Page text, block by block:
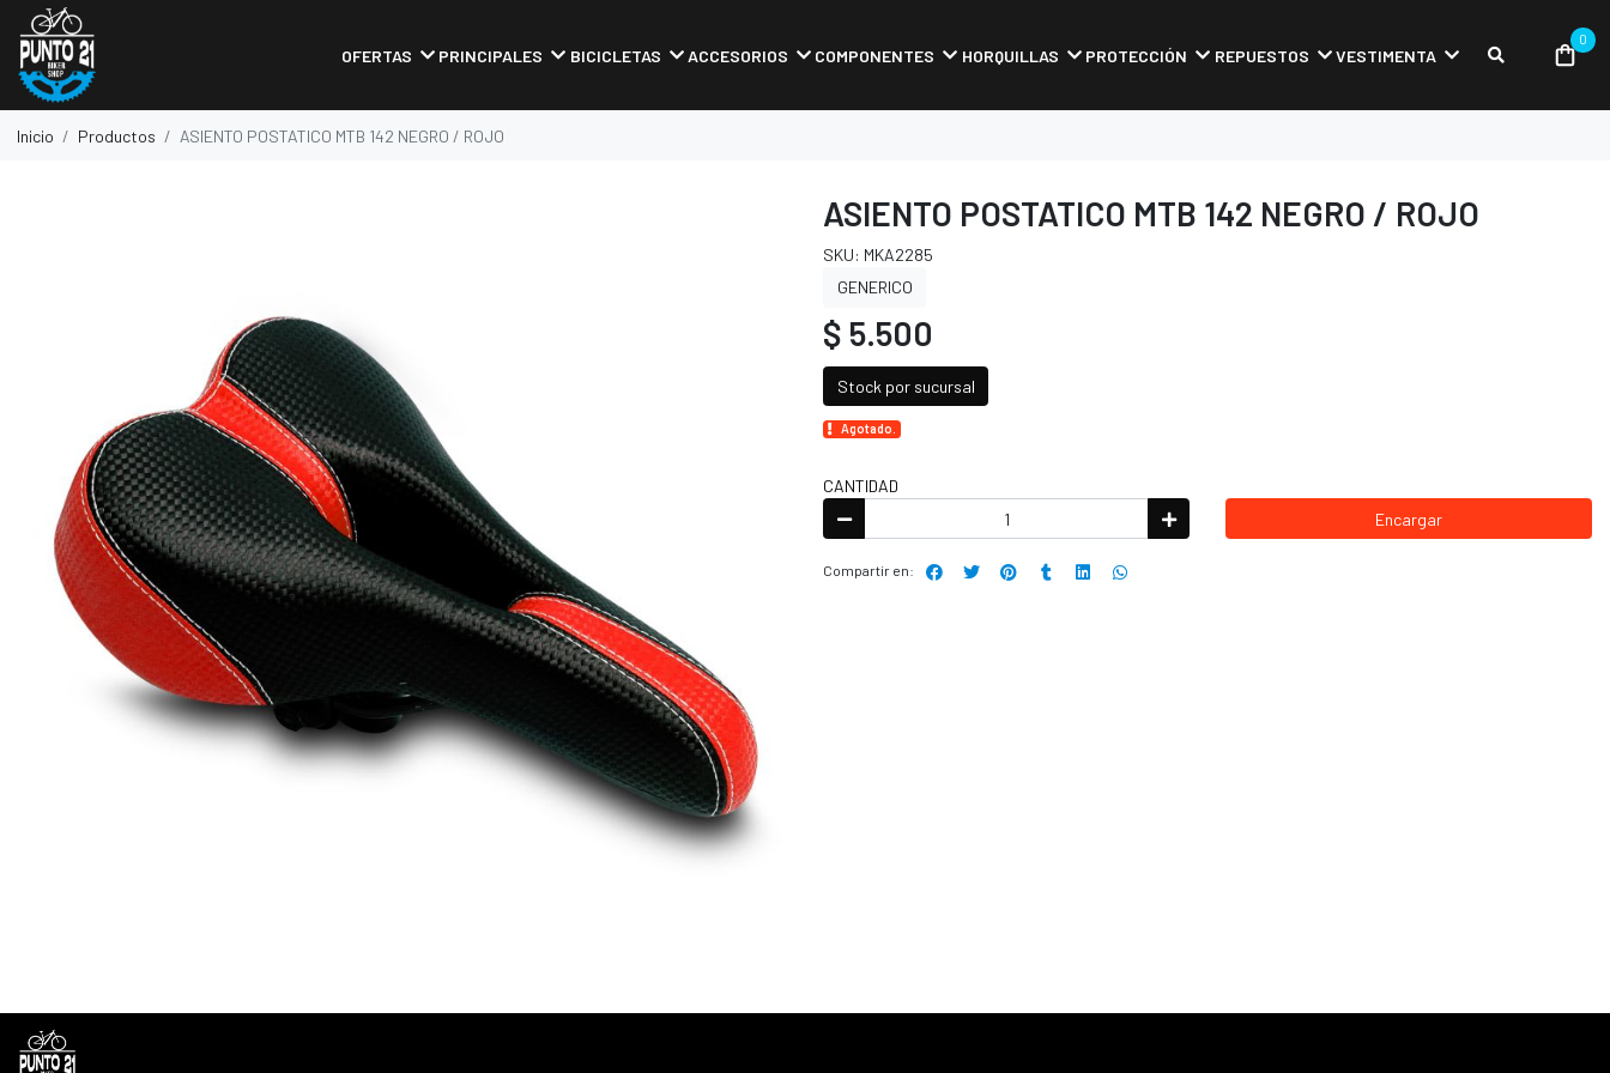
OFERTAS PRINCIPALES BICICLETAS ACCESORIOS COMPONENTES HORQUILLAS PROTECCIÓN REPUESTOS VESTIMENTA
0
Inicio Productos ASIENTO POSTATICO MTB 142 NEGRO / ROJO
ASIENTO POSTATICO MTB 142 NEGRO / ROJO
SKU: MKA2285
GENERICO
$ 5.500
Stock por sucursal
Agotado.
CANTIDAD
Encargar
Compartir en: